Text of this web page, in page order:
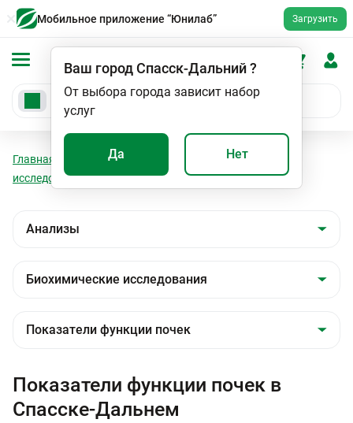
Мобильное приложение “Юнилаб” Загрузить
Ваш городСпасск-Дальний?
От выбора города зависит набор
услуг
Да Нет
Главная Анализы
Биохимические
исследования
Показатели функции почек
Показатели функции почек в
Спасске-Дальнем